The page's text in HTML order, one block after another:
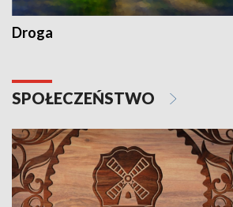
Droga
SPOŁECZEŃSTWO